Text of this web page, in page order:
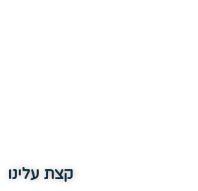
קצת עלינו